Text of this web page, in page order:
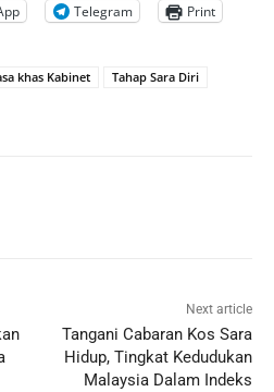
Telegram Print
khas Kabinet
Tahap Sara Diri
Next article
Tangani Cabaran Kos Sara
Hidup, Tingkat Kedudukan
Malaysia Dalam Indeks